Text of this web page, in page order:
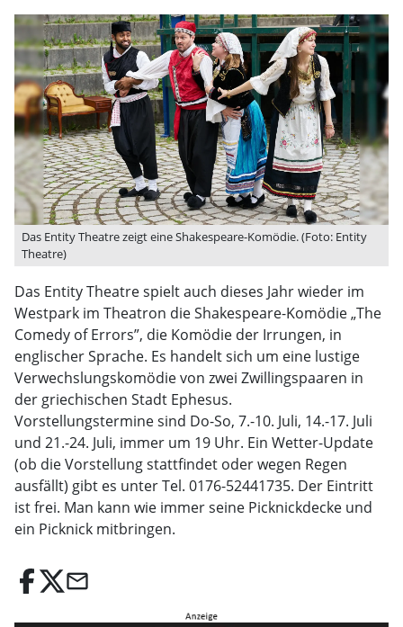
Das Entity Theatre zeigt eine Shakespeare-Komödie. (Foto: Entity
Theatre)
Das Entity Theatre spielt auch dieses Jahr wieder im
Westpark im Theatron die Shakespeare-Komödie „The
Comedy of Errors”, die Komödie der Irrungen, in
englischer Sprache. Es handelt sich um eine lustige
Verwechslungskomödie von zwei Zwillingspaaren in
der griechischen Stadt Ephesus.
Vorstellungstermine sind Do-So, 7.-10. Juli, 14.-17. Juli
und 21.-24. Juli, immer um 19 Uhr. Ein Wetter-Update
(ob die Vorstellung stattfindet oder wegen Regen
ausfällt) gibt es unter Tel. 0176-52441735. Der Eintritt
ist frei. Man kann wie immer seine Picknickdecke und
ein Picknick mitbringen.
email